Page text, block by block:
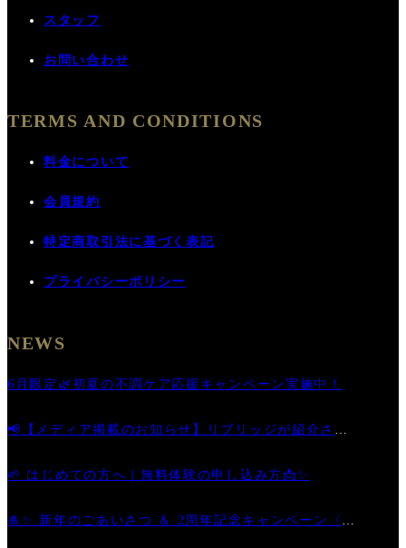
スタッフ
お問い合わせ
TERMS AND CONDITIONS
料金について
会員規約
特定商取引法に基づく表記
プライバシーポリシー
NEWS
6月限定🌿初夏の不調ケア応援キャンペーン実施中！
📢【メディア掲載のお知らせ】リブリッジが紹介され
🌱 はじめての方へ｜無料体験の申し込み方📩✨
🎍✨ 新年のごあいさつ ＆ 2周年記念キャンペーン〈第